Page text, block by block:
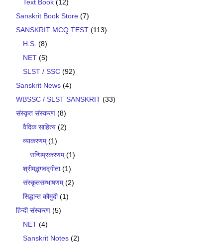
Text Book (12)
Sanskrit Book Store (7)
SANSKRIT MCQ TEST (113)
H.S. (8)
NET (5)
SLST / SSC (92)
Sanskrit News (4)
WBSSC / SLST SANSKRIT (33)
संस्कृत संस्करण (8)
वैदिक साहित्य (2)
व्याकरणम्(1)
सन्धिप्रकरणम्(1)
श्रीमद्भगवद्गीता(1)
संस्कृतसम्भाषणम्(2)
सिद्धान्त कौमुदी(1)
हिन्दी संस्करण (5)
NET (4)
Sanskrit Notes (2)